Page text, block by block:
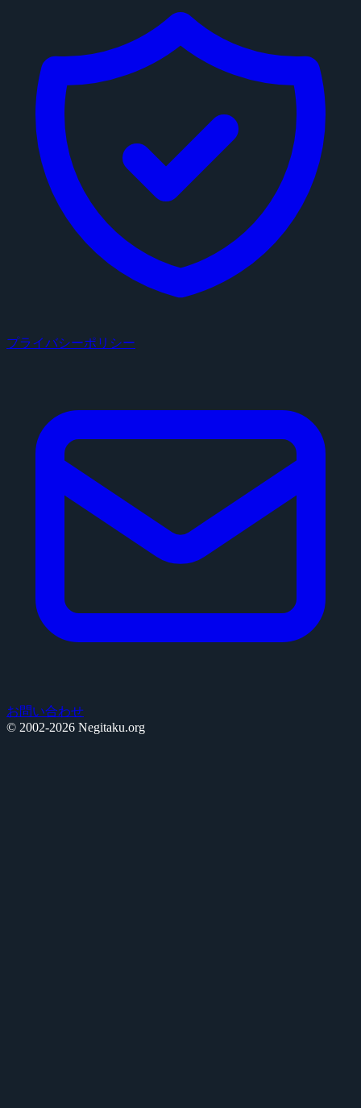
プライバシーポリシー
お問い合わせ
© 2002-2026 Negitaku.org